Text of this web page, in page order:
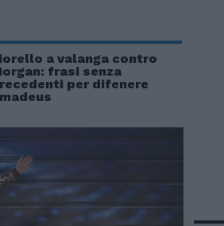
a valanga contro
frasi senza
per difenere